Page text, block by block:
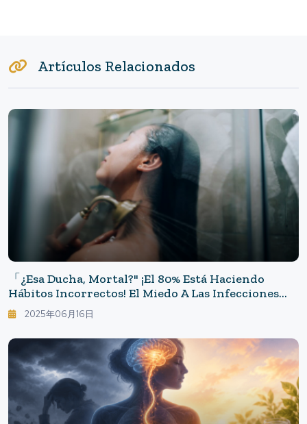
Artículos Relacionados
「¿Esa Ducha, Mortal?" ¡El 80% Está Haciendo
Hábitos Incorrectos! El Miedo A Las Infecciones
Causadas Por "descuidar El Ombligo"
2025年06月16日